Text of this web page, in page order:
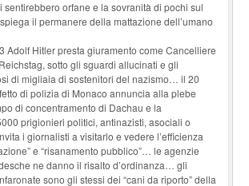
sentirebbero orfane e la sovranità di pochi sul
il permanere della mattazione dell’umano
Adolf Hitler presta giuramento come Cancelliere
sotto gli sguardi allucinati e gli
di migliaia di sostenitori del nazismo… il 20
di polizia di Monaco annuncia alla plebe
di concentramento di Dachau e la
prigionieri politici, antinazisti, asociali o
i giornalisti a visitarlo e vedere l’efficienza
e “risanamento pubblico”… le agenzie
ne danno il risalto d’ordinanza… gli
sono gli stessi dei “cani da riporto” della